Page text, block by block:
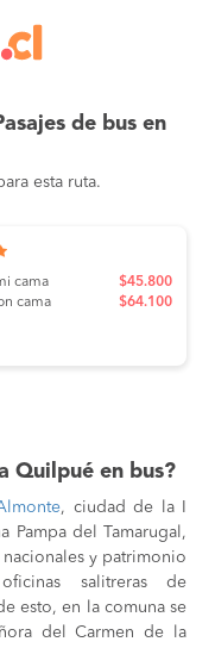
de bus en
esta ruta.
cama
cama
$45.800
$64.100
Quilpué en bus?
, ciudad de la I
Pampa del Tamarugal,
y patrimonio
salitreras de
esto, en la comuna se
del Carmen de la